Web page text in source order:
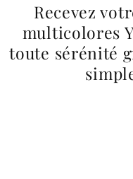
Recevez
multicolores
toute sérénité